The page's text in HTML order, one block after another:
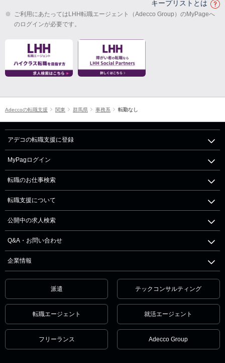
キープリストとは
※ ご利用にあたってはLHH転職エージェント（Adecco Group）のMyPageへ
のログインが必要です。
Adeccoの転職支援 関東 群馬県 事務系 転勤なし
アデコの転職支援に登録
MyPagログイン
転職のお仕事検索
転職支援について
公開中の求人検索
Q&A・お問い合わせ
企業情報
派遣 テックコンサルティング
転職エージェント 就活エージェント
フリーランス Adecco Group